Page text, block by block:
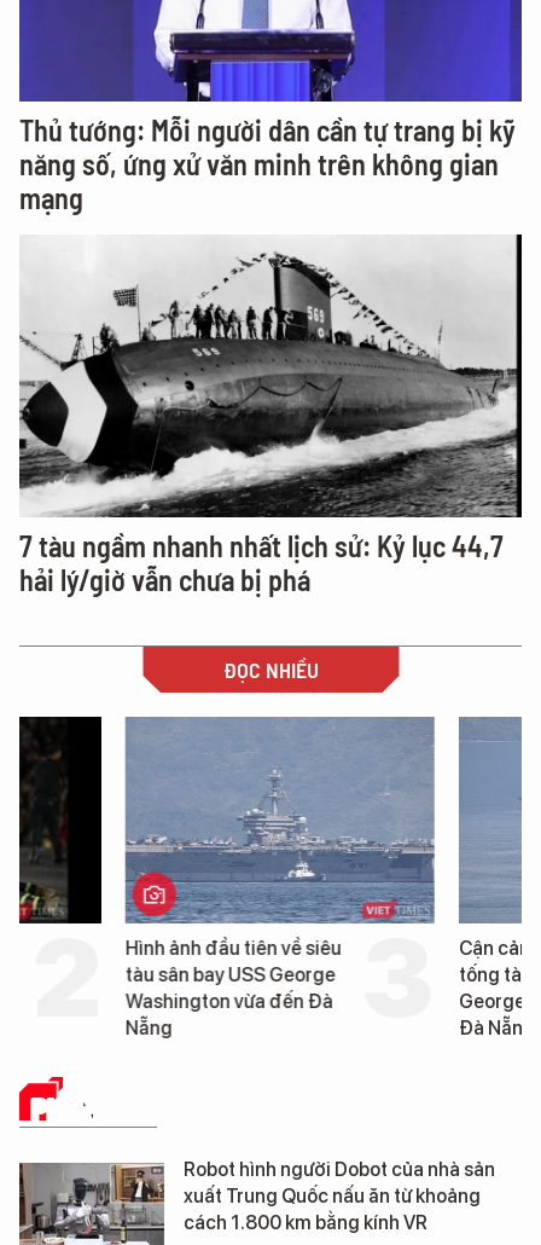
Thủ tướng: Mỗi người dân cần tự trang bị kỹ
năng số, ứng xử văn minh trên không gian
mạng
7 tàu ngầm nhanh nhất lịch sử: Kỷ lục 44,7
hải lý/giờ vẫn chưa bị phá
ĐỌC NHIỀU
Hình ảnh đầu tiên về siêu
tàu sân bay USS George
Washington vừa đến Đà
Cận cảnh chiến hạm
tống tàu sân bay USS
George Washington
PHÂN TÍCH
Robot hình người Dobot của nhà sản
xuất Trung Quốc nấu ăn từ khoảng
cách 1.800 km bằng kính VR